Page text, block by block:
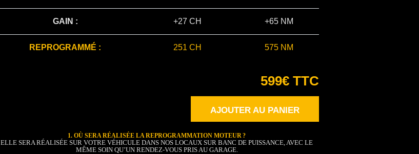
GAIN : +27 CH +65 NM
REPROGRAMMÉ : 251 CH 575 NM
599€ TTC
AJOUTER AU PANIER
1. OÙ SERA RÉALISÉE LA REPROGRAMMATION MOTEUR ?
ELLE SERA RÉALISÉE SUR VOTRE VÉHICULE DANS NOS LOCAUX SUR BANC DE PUISSANCE, AVEC LE
MÊME SOIN QU’UN RENDEZ-VOUS PRIS AU GARAGE.